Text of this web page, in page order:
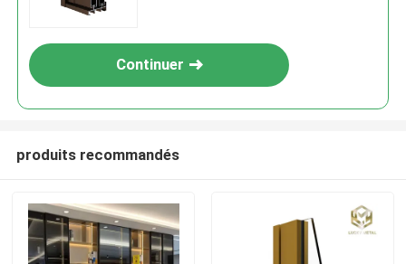
Continuer
produits recommandés